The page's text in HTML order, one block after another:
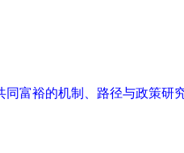
富裕的机制、路径与政策研